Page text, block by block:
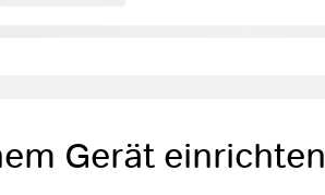
Gerät einrichten